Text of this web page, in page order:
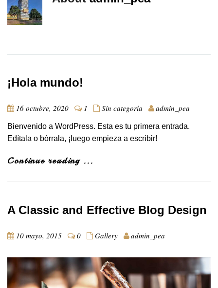
¡Hola mundo!
16 octubre, 2020 1 Sin categoría admin_pea
Bienvenido a WordPress. Esta es tu primera entrada.
Edítala o bórrala, ¡luego empieza a escribir!
Continue reading ...
A Classic and Effective Blog Design
10 mayo, 2015 0 Gallery admin_pea